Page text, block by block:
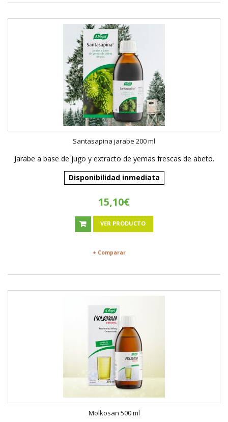
Santasapina jarabe 200 ml
Jarabe a base de jugo y extracto de yemas frescas de abeto.
Disponibilidad inmediata
15,10€
VER PRODUCTO
+ Comparar
Molkosan 500 ml